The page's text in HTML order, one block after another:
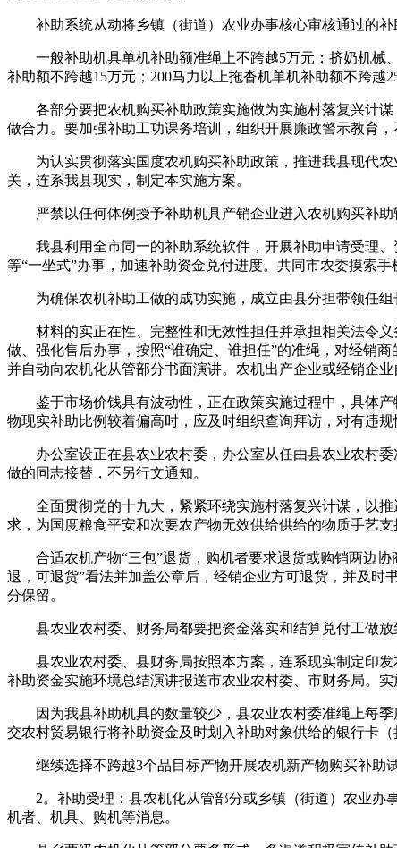
补助系统从动将乡镇（街道）农业办事核心审核通过的补
一般补助机具单机补助额准绳上不跨越5万元；挤奶机械、
补助额不跨越15万元；200马力以上拖沓机单机补助额不跨越
各部分要把农机购买补助政策实施做为实施村落复兴计谋
做合力。要加强补助工功课务培训，组织开展廉政警示教育
为认实贯彻落实国度农机购买补助政策，推进我县现代农
关，连系我县现实，制定本实施方案。
严禁以任何体例授予补助机具产销企业进入农机购买补助
我县利用全市同一的补助系统软件，开展补助申请受理、
等“一坐式”办事，加速补助资金兑付进度。共同市农委摸索
为确保农机补助工做的成功实施，成立由县分担带领任组
材料的实正在性、完整性和无效性担任并承担相关法令义
做、强化售后办事，按照“谁确定、谁担任”的准绳，对经销
并自动向农机化从管部分书面演讲。农机出产企业或经销企
鉴于市场价钱具有波动性，正在政策实施过程中，具体产
物现实补助比例较着偏高时，应及时组织查询拜访，对有违
办公室设正在县农业农村委，办公室从任由县农业农村委
做的同志接替，不另行文通知。
全面贯彻党的十九大，紧紧环绕实施村落复兴计谋，以推
求，为国度粮食平安和次要农产物无效供给供给的物质手艺
合适农机产物“三包”退货，购机者要求退货或购销两边协
退，可退货”看法并加盖公章后，经销企业方可退货，并及
分保留。
县农业农村委、财务局都要把资金落实和结算兑付工做放
县农业农村委、县财务局按照本方案，连系现实制定印发
补助资金实施环境总结演讲报送市农业农村委、市财务局。
因为我县补助机具的数量较少，县农业农村委准绳上每季
交农村贸易银行将补助资金及时划入补助对象供给的银行卡（
继续选择不跨越3个品目标产物开展农机新产物购买补助试
2。补助受理：县农机化从管部分或乡镇（街道）农业办
机者、机具、购机等消息。